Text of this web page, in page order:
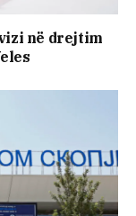
në drejtim